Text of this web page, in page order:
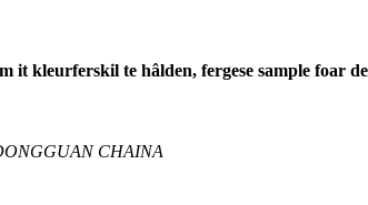
it kleurferskil te hâlden, fergese sample foar
CHAINA